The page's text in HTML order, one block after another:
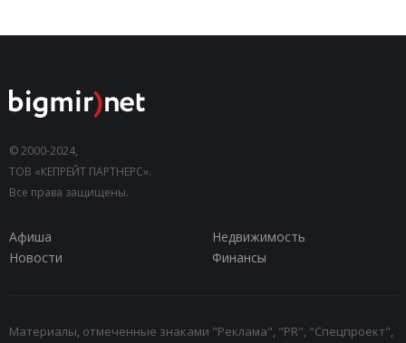
© 2000-2024,
ТОВ «КЕПРЕЙТ ПАРТНЕРС».
Все права защищены.
Афиша
Недвижимость
Новости
Финансы
Материалы, отмеченные знаками "Реклама", "PR", "Спецпроект",